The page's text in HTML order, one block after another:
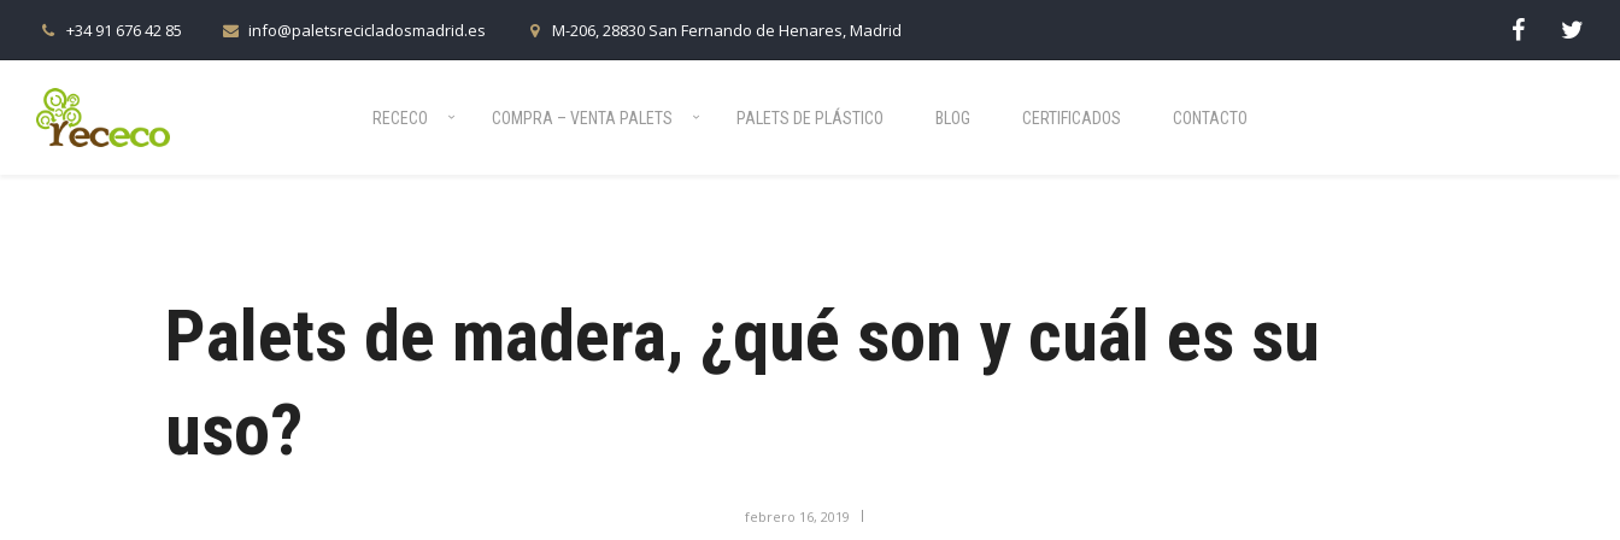
+34 91 676 42 85 info@paletsrecicladosmadrid.es M-206, 28830 San Fernando de Henares, Madrid
RECECO COMPRA – VENTA PALETS PALETS DE PLÁSTICO BLOG CERTIFICADOS CONTACTO
Palets de madera, ¿qué son y cuál es su
uso?
febrero 16, 2019